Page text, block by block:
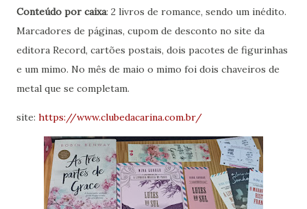
Conteúdo por caixa: 2 livros de romance, sendo um inédito.
Marcadores de páginas, cupom de desconto no site da
editora Record, cartões postais, dois pacotes de figurinhas
e um mimo. No mês de maio o mimo foi dois chaveiros de
metal que se completam.
site: https://www.clubedacarina.com.br/